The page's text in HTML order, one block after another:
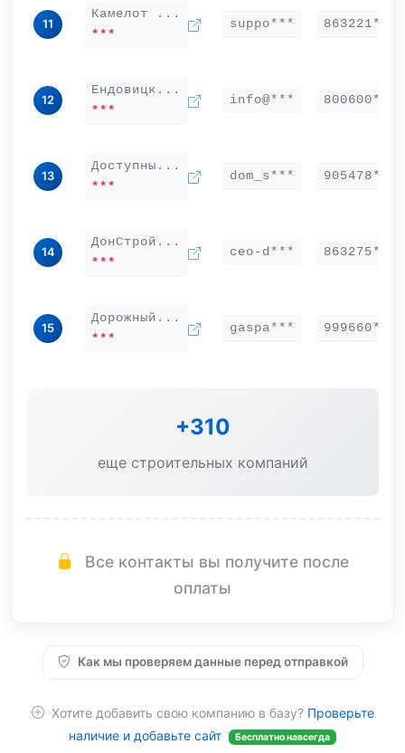
11
Камелот ...
***
suppo*** 863221***
12
Ендовицк...
***
info@*** 800600***
13
Доступны...
***
dom_s*** 905478***
14
ДонСтрой...
***
ceo-d*** 863275***
15
Дорожный...
***
gaspa*** 999660***
+310
еще строительных компаний
Все контакты вы получите после
оплаты
Как мы проверяем данные перед отправкой
Хотите добавить свою компанию в базу? Проверьте
наличие и добавьте сайт
Бесплатно навсегда